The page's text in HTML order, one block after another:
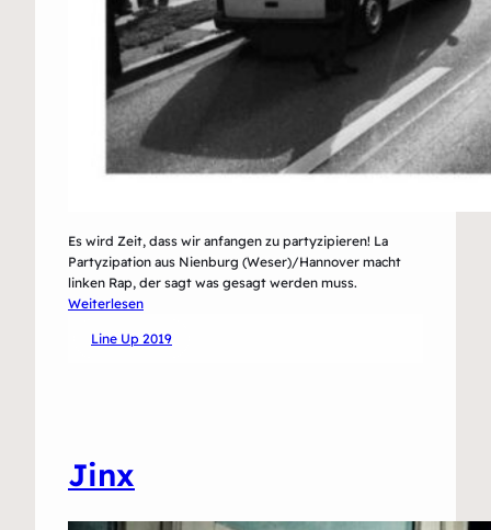
Es wird Zeit, dass wir anfangen zu partyzipieren! La
Partyzipation aus Nienburg (Weser)/Hannover macht
linken Rap, der sagt was gesagt werden muss.
Weiterlesen:
Partyzipation
Line Up 2019
Jinx